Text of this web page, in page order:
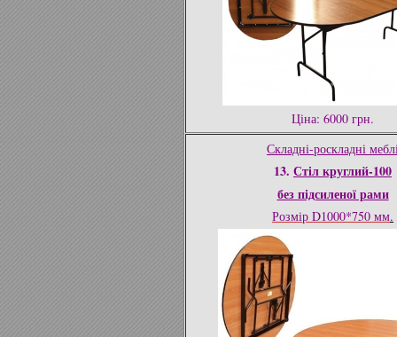
Ціна: 6000 грн.
Складні-роскладні
13. Стіл круглий-100
без підсиленої рами
Розмір D1000*750 мм.